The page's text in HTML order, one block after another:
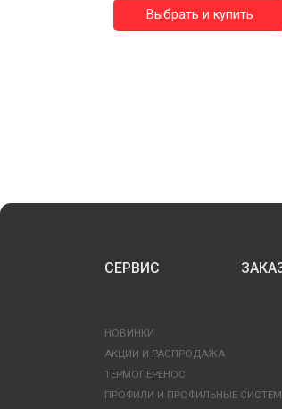
Выбрать и купить
СЕРВИС
НОВИНКИ
АКЦИИ И РАСПРОДАЖА
ТЕРМОПЕРЕНОС
ПРОФИЛИ И ПРОФИЛЬНЫЕ